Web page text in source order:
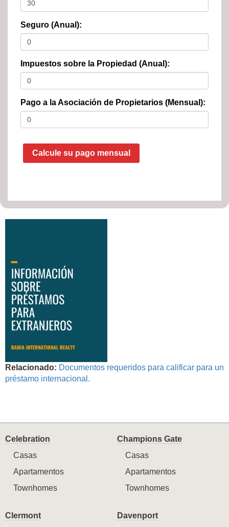
Seguro (Anual):
Impuestos sobre la Propiedad (Anual):
Pago a la Asociación de Propietarios (Mensual):
Calcule su pago mensual
Relacionado: Documentos requeridos para calificar para un
préstamo internacional.
Celebration
Casas
Apartamentos
Townhomes
Champions Gate
Casas
Apartamentos
Townhomes
Clermont
Davenport